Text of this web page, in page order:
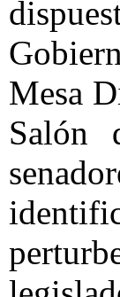
Mesa
Salón